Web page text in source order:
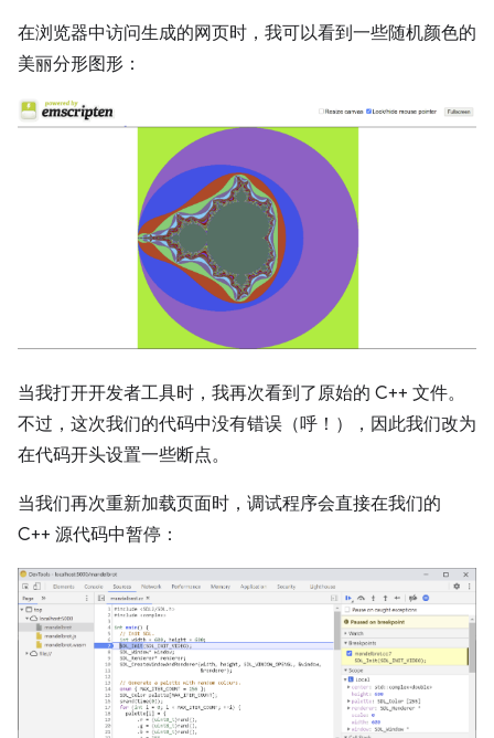
在浏览器中访问生成的网页时，我可以看到一些随机颜色的
美丽分形图形：
当我打开开发者工具时，我再次看到了原始的 C++ 文件。
不过，这次我们的代码中没有错误（呼！），因此我们改为
在代码开头设置一些断点。
当我们再次重新加载页面时，调试程序会直接在我们的
C++ 源代码中暂停：